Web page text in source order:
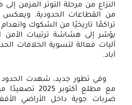
النزاع من مرحلة التوتر المزمن
من القطاعات الحدودية. ويعكس
تراكمًا تاريخيًا من الشكوك
يؤشر إلى هشاشة ترتيبات
آليات فعالة لتسوية الخلافات
آباد.
وفي تطور جديد، شهدت الحدود
مع مطلع أكتوبر
ضربات جوية داخل الأراضي